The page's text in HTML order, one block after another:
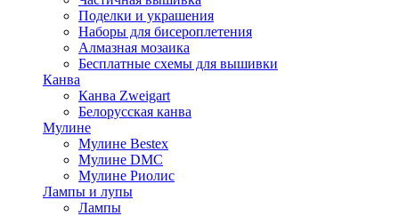
Поделки и украшения
Наборы для бисероплетения
Алмазная мозаика
Бесплатные схемы для вышивки
Канва
Канва Zweigart
Белорусская канва
Мулине
Мулине Bestex
Мулине DMC
Мулине Риолис
Лампы и лупы
Лампы